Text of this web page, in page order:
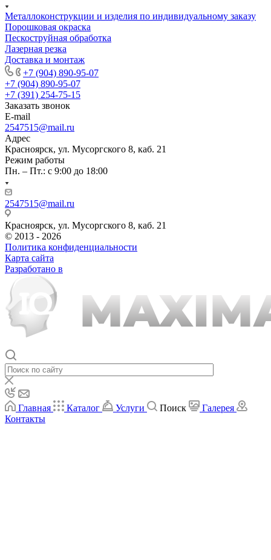
Металлоконструкции и изделия по индивидуальному заказу
Порошковая окраска
Пескоструйная обработка
Лазерная резка
Доставка и монтаж
+7 (904) 890-95-07
+7 (904) 890-95-07
+7 (391) 254-75-15
Заказать звонок
E-mail
2547515@mail.ru
Адрес
Красноярск, ул. Мусоргского 8, каб. 21
Режим работы
Пн. – Пт.: с 9:00 до 18:00
2547515@mail.ru
Красноярск, ул. Мусоргского 8, каб. 21
© 2013 - 2026
Политика конфиденциальности
Карта сайта
Разработано в
Главная Каталог Услуги Поиск
Галерея
Контакты